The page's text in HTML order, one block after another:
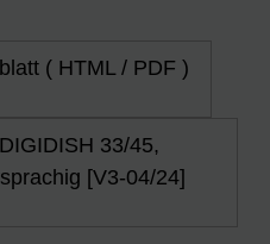
( HTML / PDF )
33/45,
[V3-04/24]